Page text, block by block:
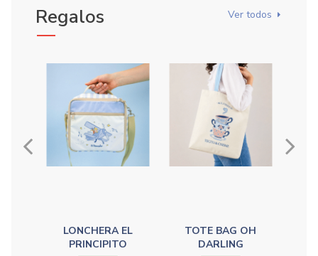
Regalos Ver todos
LONCHERA EL
PRINCIPITO
TOTE BAG OH
DARLING